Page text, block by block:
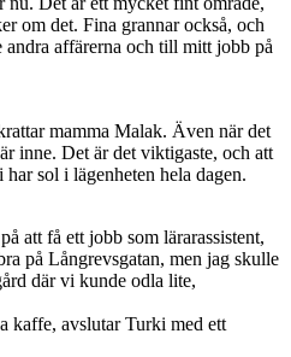
om det. Fina grannar också, och
affärerna och till mitt jobb på
mamma Malak. Även när det
inne. Det är det viktigaste, och att
sol i lägenheten hela dagen.
att få ett jobb som lärarassistent,
på Långrevsgatan, men jag skulle
där vi kunde odla lite,
kaffe, avslutar Turki med ett